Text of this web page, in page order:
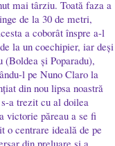
mai târziu. Toată faza a
de la 30 de metri,
a coborât înspre a-l
la un coechipier, iar deși
(Boldea și Poparadu),
l pe Nuno Claro la
din nou lipsa noastră
a trezit cu al doilea
victorie păreau a se fi
o centrare ideală de pe
din preluare și a